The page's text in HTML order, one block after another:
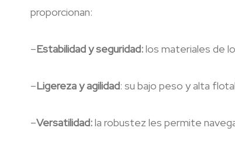
proporcionan:
–Estabilidad y seguridad:los materiales de
–Ligereza y agilidad: su bajo peso y alta
–Versatilidad:la robustez les permite